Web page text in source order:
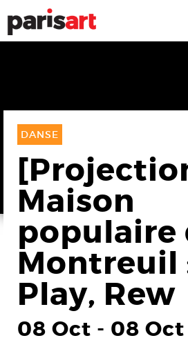
DANSE
Maison
populaire
Montreuil
Play, Rew
08 Oct - 08